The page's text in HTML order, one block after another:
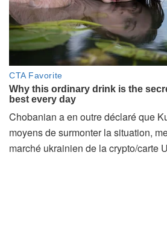
Chobanian a en outre déclaré que
moyens de surmonter la situation,
marché ukrainien de la crypto/carte